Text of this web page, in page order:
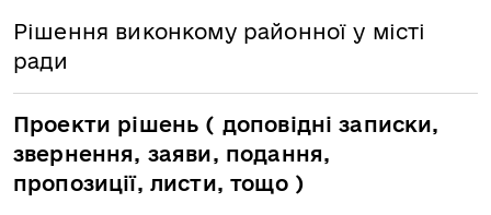
Рішення виконкому районної у місті
ради
Проекти рішень ( доповідні записки,
звернення, заяви, подання,
пропозиції, листи, тощо )